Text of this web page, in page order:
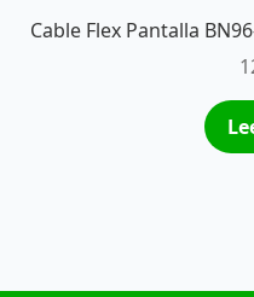
Cable Flex Pantalla